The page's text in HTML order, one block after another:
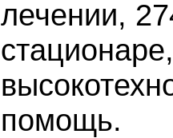
лечении,
помощь.